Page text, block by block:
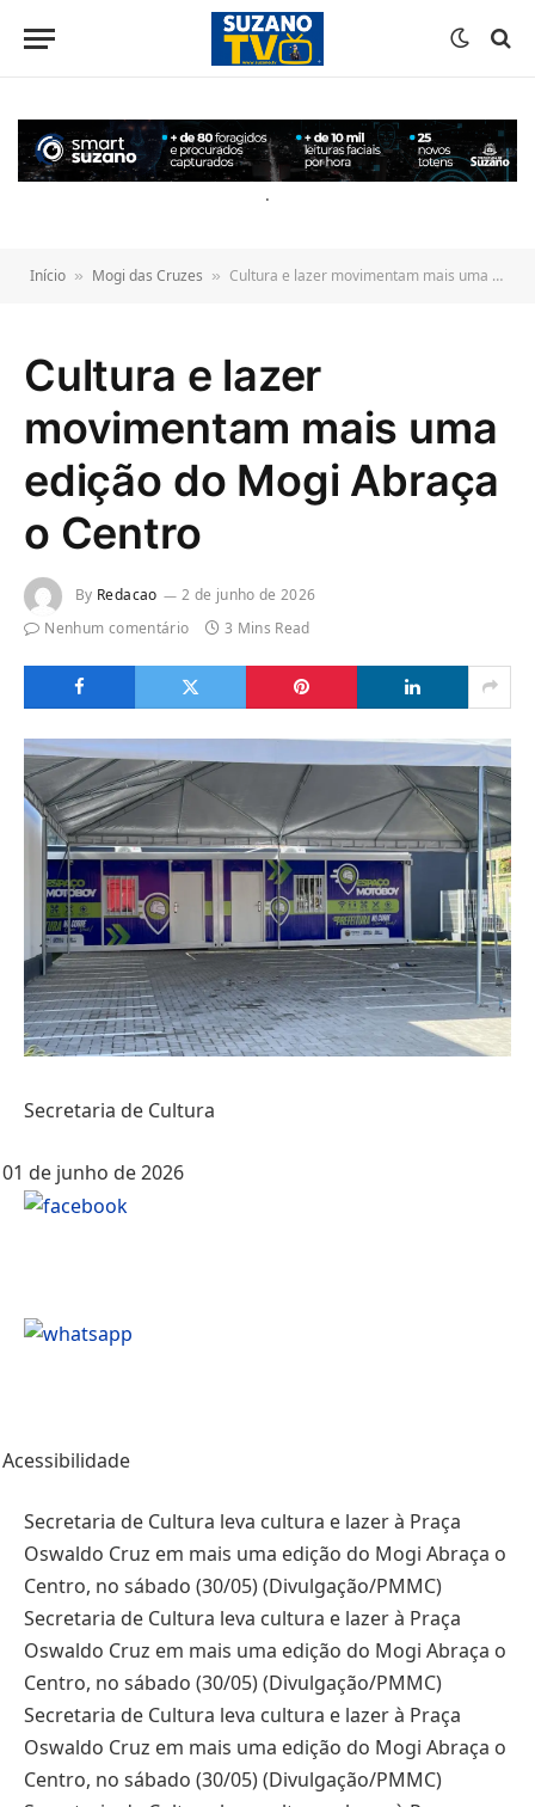
conteúdo
.
Início » Mogi das Cruzes » Cultura e lazer movimentam mais uma edição do Mogi Abraça o Centro
Cultura e lazer
movimentam mais uma
edição do Mogi Abraça
o Centro
By Redacao
2 de junho de 2026
Nenhum comentário
3 Mins Read
Secretaria de Cultura
01 de junho de 2026
Acessibilidade
Secretaria de Cultura leva cultura e lazer à Praça
Oswaldo Cruz em mais uma edição do Mogi Abraça o
Centro, no sábado (30/05) (Divulgação/PMMC)
Secretaria de Cultura leva cultura e lazer à Praça
Oswaldo Cruz em mais uma edição do Mogi Abraça o
Centro, no sábado (30/05) (Divulgação/PMMC)
Secretaria de Cultura leva cultura e lazer à Praça
Oswaldo Cruz em mais uma edição do Mogi Abraça o
Centro, no sábado (30/05) (Divulgação/PMMC)